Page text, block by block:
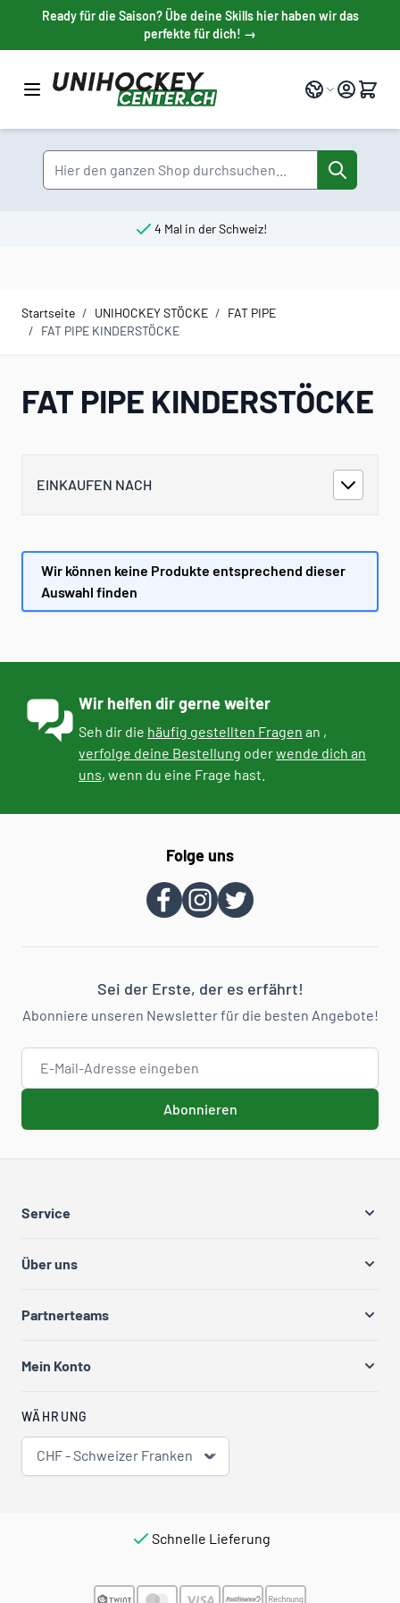
Direkt zum Inhalt
Ready für die Saison? Übe deine Skills hier haben wir das
perfekte für dich! →
Sprache
Suche
4 Mal in der Schweiz!
Startseite / UNIHOCKEY STÖCKE / FAT PIPE
/ FAT PIPE KINDERSTÖCKE
FAT PIPE KINDERSTÖCKE
EINKAUFEN NACH
Wir können keine Produkte entsprechend dieser
Auswahl finden
Wir helfen dir gerne weiter
Seh dir die häufig gestellten Fragen an ,
verfolge deine Bestellung oderwende dich an
uns, wenn du eine Frage hast.
Folge uns
Sei der Erste, der es erfährt!
Abonniere unseren Newsletter für die besten Angebote!
E-Mail-Adresse
Abonnieren
Service
Über uns
Partnerteams
Mein Konto
WÄHRUNG
CHF - Schweizer Franken
Schnelle Lieferung